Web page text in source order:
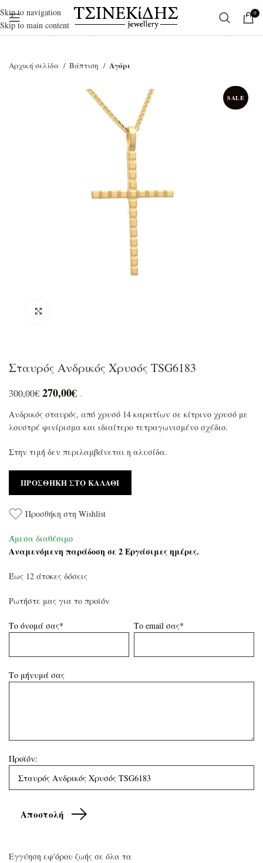
Skip to navigation
Skip to main content
0
Αρχική σελίδα Βάπτιση Αγόρι
SALE
Σταυρός Ανδρικός Χρυσός TSG6183
300,00€ 270,00€ .
Ανδρικός σταυρός, από χρυσό 14 καρατίων σε κίτρινο χρυσό με
λουστρέ φινίρισμα και ιδιαίτερο τετραγωνισμένο σχέδιο.
Στην τιμή δεν περιλαμβάνεται η αλυσίδα.
ΠΡΟΣΘΉΚΗ ΣΤΟ ΚΑΛΆΘΙ
Προσθήκη στη Wishlist
Άμεσα διαθέσιμο
Αναμενόμενη παράδοση σε 2 Εργάσιμες ημέρες.
Έως 12 άτοκες δόσεις
Ρωτήστε μας για το προϊόν
Το όνομά σας* Το email σας*
Το μήνυμά σας
Προϊόν:
Εγγύηση εφ'όρου ζωής σε όλα τα
Ξεκινήστε να γράφετε για να βρείτε τα προϊόντα που αναζητάτε.